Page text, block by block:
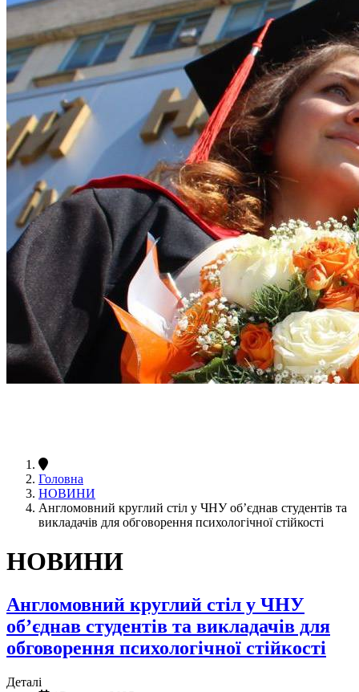
Головна
НОВИНИ
Англомовний круглий стіл у ЧНУ об’єднав студентів та
викладачів для обговорення психологічної стійкості
НОВИНИ
Англомовний круглий стіл у ЧНУ
об’єднав студентів та викладачів для
обговорення психологічної стійкості
Деталі